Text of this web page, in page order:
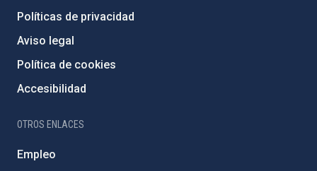
Políticas de privacidad
Aviso legal
Política de cookies
Accesibilidad
OTROS ENLACES
Empleo